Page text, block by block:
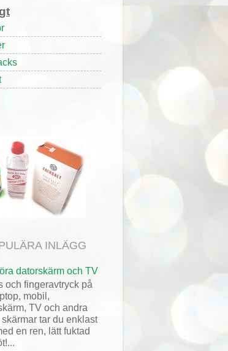
INLÄGG
datorskärm och TV
och fingeravtryck på
mobil,
TV och andra
skärmar tar du enklast
en ren, lätt fuktad